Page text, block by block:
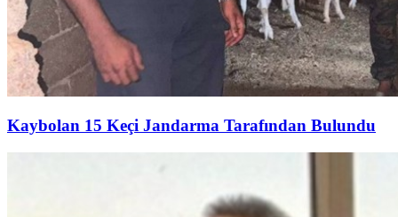
Kaybolan 15 Keçi Jandarma Tarafından Bulundu